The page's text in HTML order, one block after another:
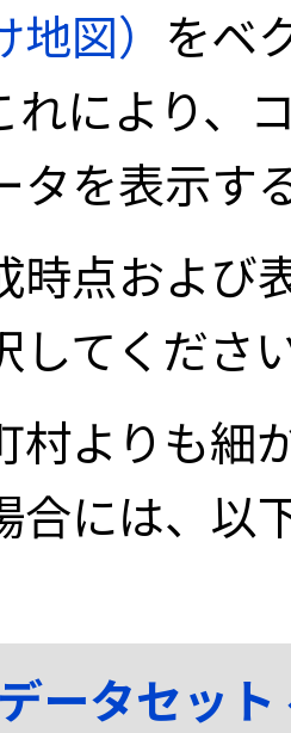
地図） をベ
れにより、
タを表示す
時点および
してくださ
村よりも細
合には、以
ータセッ